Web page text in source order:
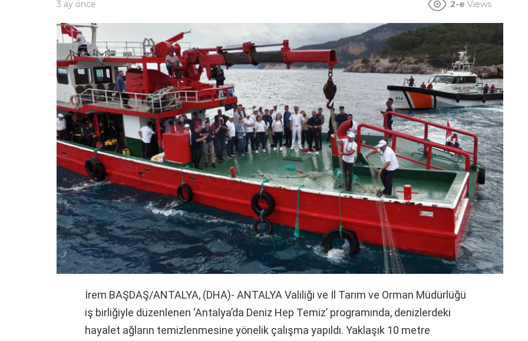
3 ay önce 2-e Views
İrem BAŞDAŞ/ANTALYA, (DHA)- ANTALYA Valiliği ve İl Tarım ve Orman Müdürlüğü
iş birliğiyle düzenlenen ‘Antalya’da Deniz Hep Temiz’ programında, denizlerdeki
hayalet ağların temizlenmesine yönelik çalışma yapıldı. Yaklaşık 10 metre